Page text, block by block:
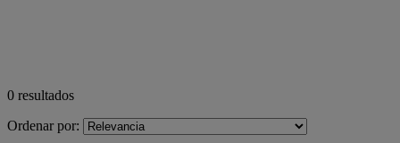
0 resultados
Ordenar por: